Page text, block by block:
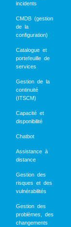
incidents
CMDB (gestion
de la
configuration)
Catalogue et
portefeuille de
services
Gestion de la
continuité
(ITSCM)
Capacité et
disponibilité
Chatbot
Assistance à
distance
Gestion des
risques et des
vulnérabilités
Gestion des
problèmes, des
changements